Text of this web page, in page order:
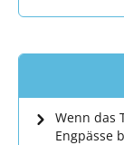
Wenn das
Engpässe